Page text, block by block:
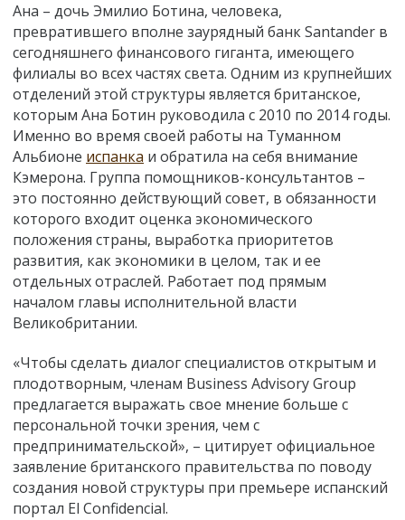
Ана – дочь Эмилио Ботина, человека,
превратившего вполне заурядный банк Santander в
сегодняшнего финансового гиганта, имеющего
филиалы во всех частях света. Одним из крупнейших
отделений этой структуры является британское,
которым Ана Ботин руководила с 2010 по 2014 годы.
Именно во время своей работы на Туманном
Альбионе испанка и обратила на себя внимание
Кэмерона. Группа помощников-консультантов –
это постоянно действующий совет, в обязанности
которого входит оценка экономического
положения страны, выработка приоритетов
развития, как экономики в целом, так и ее
отдельных отраслей. Работает под прямым
началом главы исполнительной власти
Великобритании.
«Чтобы сделать диалог специалистов открытым и
плодотворным, членам Business Advisory Group
предлагается выражать свое мнение больше с
персональной точки зрения, чем с
предпринимательской», – цитирует официальное
заявление британского правительства по поводу
создания новой структуры при премьере испанский
портал El Confidencial.